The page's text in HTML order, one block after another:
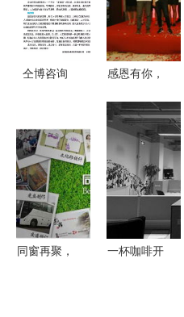
家
询策划服务
仝博咨询
规划 数字
化时代的人
力资源管理
系统创新与
发展咨询策
感恩有你，
——恒泰贝
贝九周年盛
大庆典圆满
举行
同窗再聚，
一杯咖啡开